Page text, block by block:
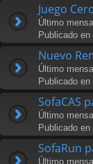
Juego
Último
Publicado en
Nuevo
Último
Publicado en
SofaCAS
Último
Publicado en
SofaRun
Último